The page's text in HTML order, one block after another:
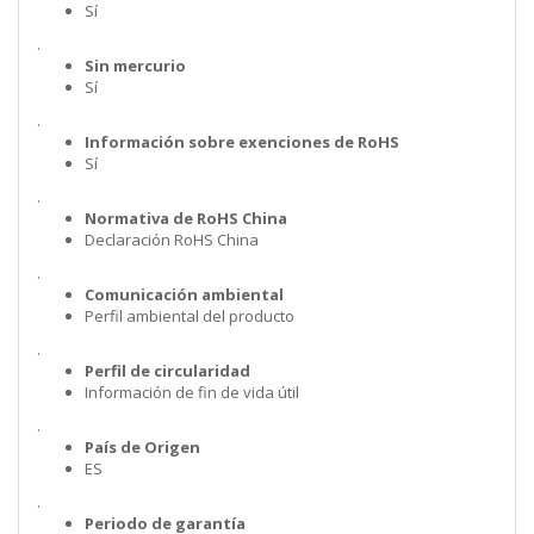
Sí
.
Sin mercurio
Sí
.
Información sobre exenciones de RoHS
Sí
.
Normativa de RoHS China
Declaración RoHS China
.
Comunicación ambiental
Perfil ambiental del producto
.
Perfil de circularidad
Información de fin de vida útil
.
País de Origen
ES
.
Periodo de garantía